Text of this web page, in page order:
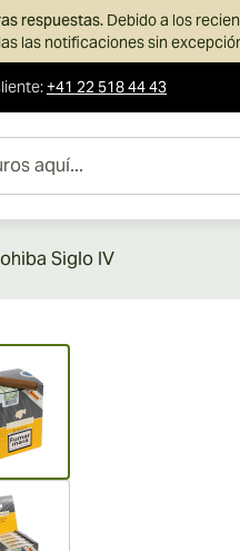
respuestas. Debido a los
las notificaciones sin
:+41 22 518 44 43
Siglo IV
View larger image
View larger image